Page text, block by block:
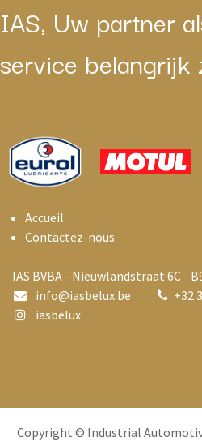
IAS, Uw partner
service belangrijk
Accueil
Contactez-nous
IAS BVBA - Nieuwlandstraat 6C -
info@iasbelux.be +32
iasbelux
Copyright © Industrial